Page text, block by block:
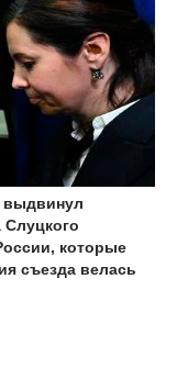
которые
съезда велась